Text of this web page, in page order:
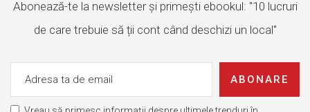
Abonează-te la newsletter și primești ebookul: "10 lucruri
de care trebuie să ții cont când deschizi un local"
ABONARE